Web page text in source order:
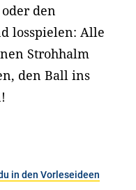
den
losspielen: Alle
Strohhalm
den Ball ins
in den Vorleseideen